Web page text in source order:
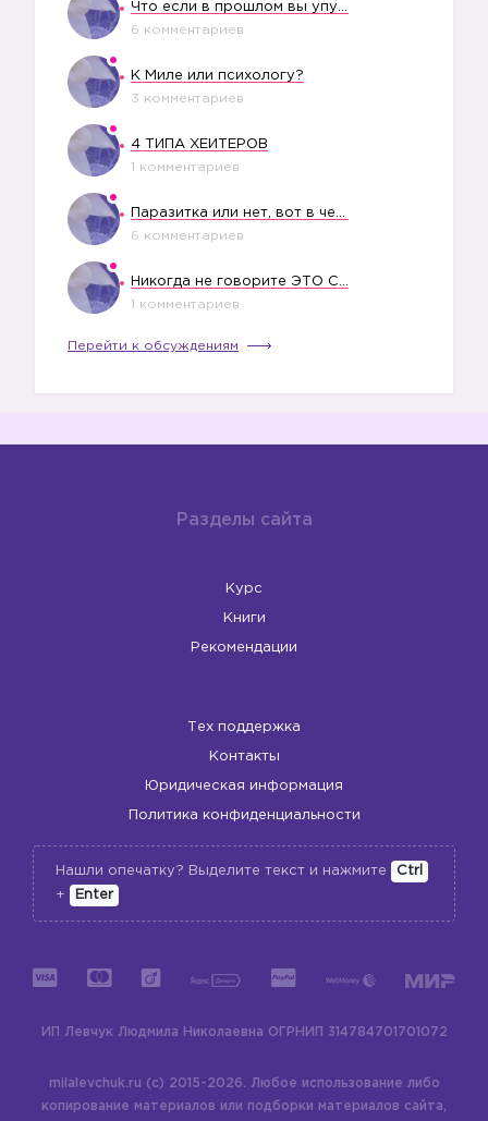
Что если в прошлом вы упустили свое счастье?
6 комментариев
К Миле или психологу?
3 комментариев
4 ТИПА ХЕЙТЕРОВ
1 комментариев
Паразитка или нет, вот в чем вопрос?
6 комментариев
Никогда не говорите ЭТО СВОЕМУ РЕБЕНКУ
1 комментариев
Перейти к обсуждениям
Разделы сайта
Курс
Книги
Рекомендации
Тех поддержка
Контакты
Юридическая информация
Политика конфиденциальности
Нашли опечатку? Выделите текст и нажмите
Ctrl
+
Enter
ИП Левчук Людмила Николаевна ОГРНИП 314784701701072
milalevchuk.ru (c) 2015-2026. Любое использование либо
копирование материалов или подборки материалов сайта,